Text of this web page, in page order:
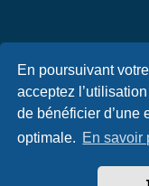
En poursuivant
acceptez
de bénéficier d’une
optimale. En